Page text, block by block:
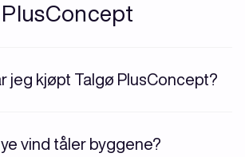
jeg kjøpt Talgø PlusConcept?
vind tåler byggene?